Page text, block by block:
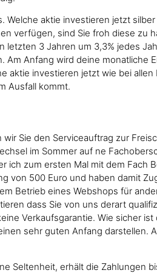
aktie investieren jetzt
verfügen, sind Sie froh diese zu
3 Jahren um 3,3% jedes
Anfang wird deine monatliche
investieren jetzt wie bei allen
Ausfall kommt.
Sie den Serviceauftrag zur
im Sommer auf ne
ich zum ersten Mal mit dem Fach
von 500 Euro und haben damit
Betrieb eines Webshops für
dass Sie von uns derart
Verkaufsgarantie. Wie sicher
sehr guten Anfang darstellen.
Seltenheit, erhält die Zahlungen